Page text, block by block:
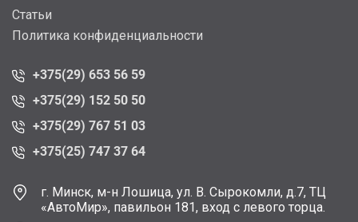
Статьи
Политика конфиденциальности
+375(29) 653 56 59
+375(29) 152 50 50
+375(29) 767 51 03
+375(25) 747 37 64
г. Минск, м-н Лошица, ул. В. Сырокомли, д.7, ТЦ
«АвтоМир», павильон 181, вход с левого торца.